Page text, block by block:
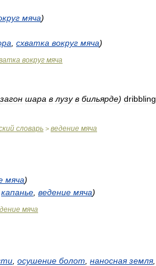
мяча)
схватка вокруг мяча)
вокруг мяча
загон шара в лузу в бильярде) dribbling
словарь > ведение мяча
мяча)
капанье ведение мяча)
мяча
осушение болот наносная земля,